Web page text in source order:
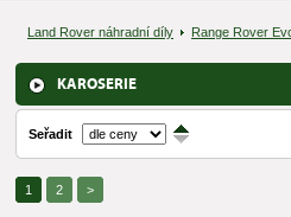
Land Rover náhradní díly Range Rover
KAROSERIE
Seřadit ↑
↓
1 2 >